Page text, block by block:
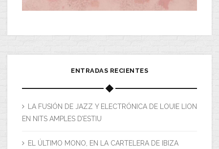
ENTRADAS RECIENTES
LA FUSIÓN DE JAZZ Y ELECTRÓNICA DE LOUIE LION
EN NITS AMPLES D’ESTIU
EL ÚLTIMO MONO, EN LA CARTELERA DE IBIZA